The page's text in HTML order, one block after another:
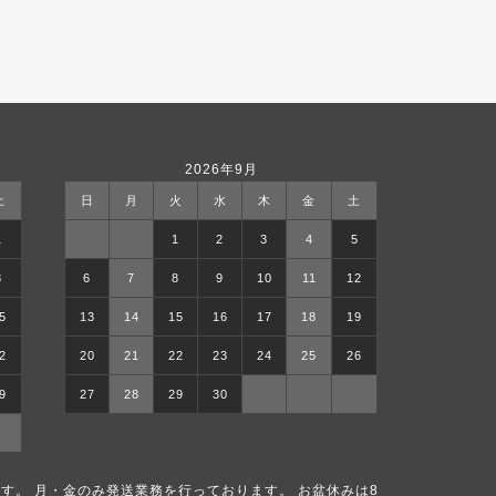
2026年9月
日 月 火 水 木 金 土
1 2 3 4 5
6 7 8 9 10 11 12
13 14 15 16 17 18 19
20 21 22 23 24 25 26
27 28 29 30
。 月・金のみ発送業務を行っております。 お盆休みは8